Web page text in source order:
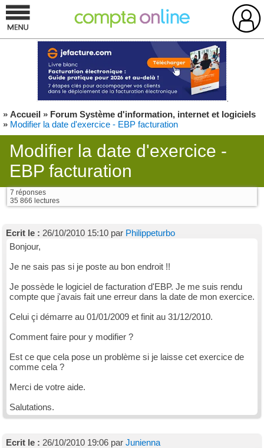
» Accueil » Forum Système d'information, internet et logiciels
» Modifier la date d'exercice - EBP facturation
Modifier la date d'exercice -
EBP facturation
7 réponses
35 866 lectures
Ecrit le : 26/10/2010 15:10 par Philippeturbo
Bonjour,
Je ne sais pas si je poste au bon endroit !!
Je possède le logiciel de facturation d'EBP. Je me suis rendu
compte que j'avais fait une erreur dans la date de mon exercice.
Celui çi démarre au 01/01/2009 et finit au 31/12/2010.
Comment faire pour y modifier ?
Est ce que cela pose un problème si je laisse cet exercice de
comme cela ?
Merci de votre aide.
Salutations.
Ecrit le : 26/10/2010 19:06 par Junienna